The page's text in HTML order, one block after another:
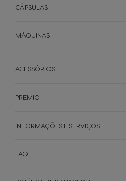
CÁPSULAS
MÁQUINAS
ACESSÓRIOS
PREMIO
INFORMAÇÕES E SERVIÇOS
FAQ